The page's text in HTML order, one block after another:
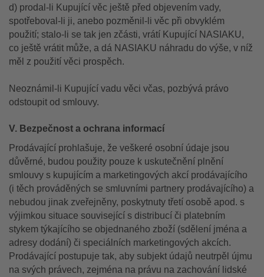
d) prodal-li Kupující věc ještě před objevením vady,
spotřeboval-li ji, anebo pozměnil-li věc při obvyklém
použití; stalo-li se tak jen zčásti, vrátí Kupující NASIAKU,
co ještě vrátit může, a dá NASIAKU náhradu do výše, v níž
měl z použití věci prospěch.
Neoznámil-li Kupující vadu věci včas, pozbývá právo
odstoupit od smlouvy.
V. Bezpečnost a ochrana informací
Prodávající prohlašuje, že veškeré osobní údaje jsou
důvěrné, budou použity pouze k uskutečnění plnění
smlouvy s kupujícím a marketingových akcí prodávajícího
(i těch prováděných se smluvními partnery prodávajícího) a
nebudou jinak zveřejněny, poskytnuty třetí osobě apod. s
výjimkou situace související s distribucí či platebním
stykem týkajícího se objednaného zboží (sdělení jména a
adresy dodání) či speciálních marketingových akcích.
Prodávající postupuje tak, aby subjekt údajů neutrpěl újmu
na svých právech, zejména na právu na zachování lidské